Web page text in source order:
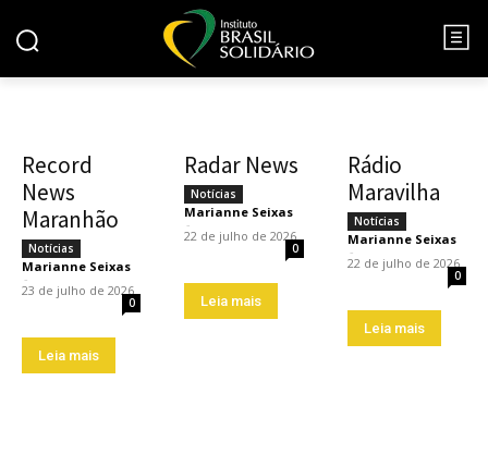
Record
News
Maranhão
Notícias
Marianne Seixas
-
23 de julho de 2026
0
Leia mais
Radar News
Notícias
Marianne Seixas
-
22 de julho de 2026
0
Leia mais
Rádio
Maravilha
Notícias
Marianne Seixas
-
22 de julho de 2026
0
Leia mais